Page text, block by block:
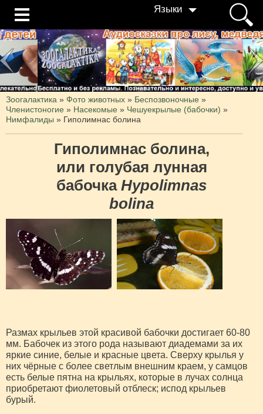
Языки
Зоогалактика » Фото животных » Беспозвоночные »
Членистоногие » Насекомые » Чешуекрылые (бабочки) »
Нимфалиды » Гиполимнас болина
Гиполимнас болина,
или голубая лунная
бабочка Hypolimnas
bolina
Размах крыльев этой красивой бабочки достигает 60-80
мм. Бабочек из этого рода называют диадемами за их
яркие синие, белые и красные цвета. Сверху крылья у
них чёрные с более светлым внешним краем, у самцов
есть белые пятна на крыльях, которые в лучах солнца
приобретают фиолетовый отблеск; испод крыльев
бурый.